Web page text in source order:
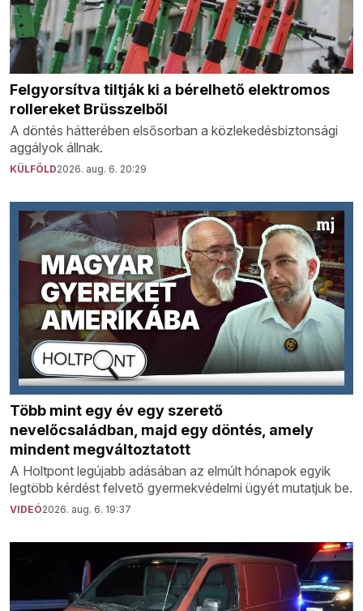
Felgyorsítva tiltják ki a bérelhető elektromos
rollereket Brüsszelből
A döntés hátterében elsősorban a közlekedésbiztonsági
aggályok állnak.
KÜLFÖLD2026. aug. 6. 20:29
Több mint egy év egy szerető
nevelőcsaládban, majd egy döntés, amely
mindent megváltoztatott
A Holtpont legújabb adásában az elmúlt hónapok egyik
legtöbb kérdést felvető gyermekvédelmi ügyét mutatjuk be.
VIDEÓ2026. aug. 6. 19:37